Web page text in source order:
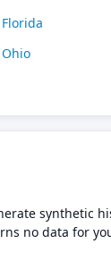
synthetic
no data for